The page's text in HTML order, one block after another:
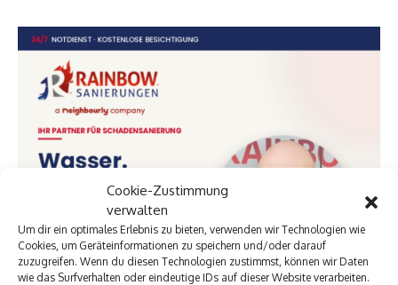
Cookie-Zustimmung
verwalten
Um dir ein optimales Erlebnis zu bieten, verwenden wir Technologien wie
Cookies, um Geräteinformationen zu speichern und/oder darauf
zuzugreifen. Wenn du diesen Technologien zustimmst, können wir Daten
wie das Surfverhalten oder eindeutige IDs auf dieser Website verarbeiten.